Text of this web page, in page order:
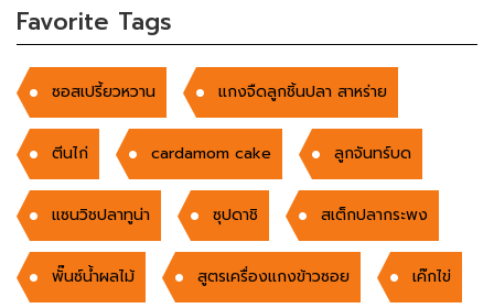
Favorite Tags
ซอสเปรี้ยวหวาน แกงจืดลูกชิ้นปลา สาหร่าย
ตีนไก่ cardamom cake ลูกจันทร์บด
แซนวิชปลาทูน่า ซุปดาชิ สเต็กปลากระพง
พั๊นซ์น้ำผลไม้ สูตรเครื่องแกงข้าวซอย เค๊กไข่